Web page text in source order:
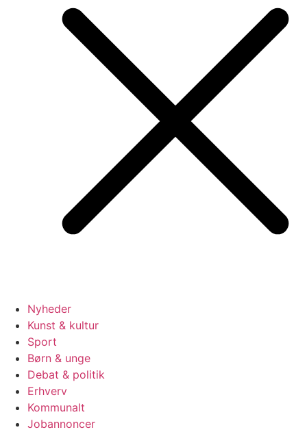
Nyheder
Kunst & kultur
Sport
Børn & unge
Debat & politik
Erhverv
Kommunalt
Jobannoncer